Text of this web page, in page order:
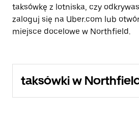
taksówkę z lotniska, czy
zaloguj się na Uber.com lub
miejsce docelowe w Northfield.
taksówki w